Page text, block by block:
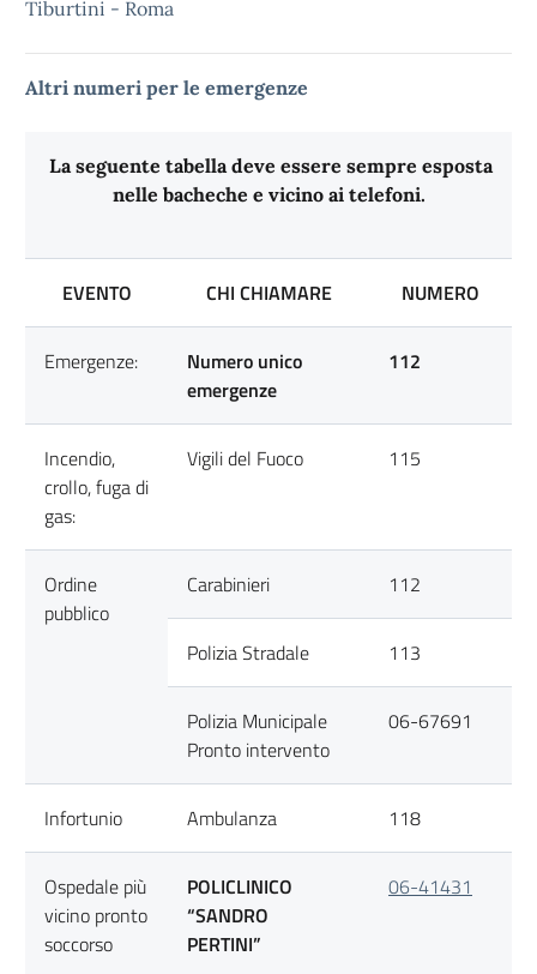
Tiburtini - Roma
Altri numeri per le emergenze
La seguente tabella deve essere sempre esposta
nelle bacheche e vicino ai telefoni.
EVENTO CHI CHIAMARE NUMERO
Emergenze:
Numero unico
emergenze
112
Incendio,
crollo, fuga di
gas:
Vigili del Fuoco 115
Ordine
pubblico
Carabinieri 112
Polizia Stradale 113
Polizia Municipale
Pronto intervento
06-67691
Infortunio Ambulanza 118
Ospedale più
vicino pronto
soccorso
POLICLINICO
“SANDRO
PERTINI”
06-41431